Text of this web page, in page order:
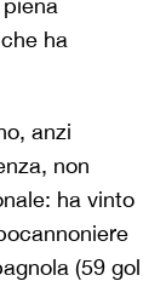
ha
anzi
non
ha vinto
(59 gol